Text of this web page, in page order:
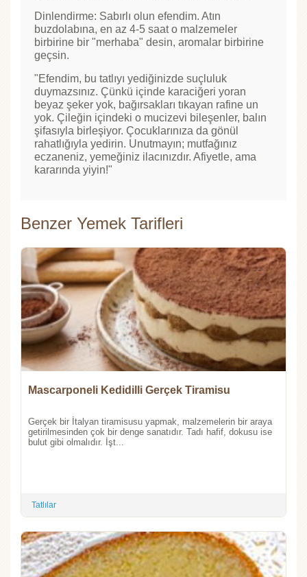
Dinlendirme: Sabırlı olun efendim. Atın
buzdolabına, en az 4-5 saat o malzemeler
birbirine bir "merhaba" desin, aromalar birbirine
geçsin.
"Efendim, bu tatlıyı yediğinizde suçluluk
duymazsınız. Çünkü içinde karaciğeri yoran
beyaz şeker yok, bağırsakları tıkayan rafine un
yok. Çileğin içindeki o mucizevi bileşenler, balın
şifasıyla birleşiyor. Çocuklarınıza da gönül
rahatlığıyla yedirin. Unutmayın; mutfağınız
eczaneniz, yemeğiniz ilacınızdır. Afiyetle, ama
kararında yiyin!"
Benzer Yemek Tarifleri
Mascarponeli Kedidilli Gerçek Tiramisu
Gerçek bir İtalyan tiramisusu yapmak, malzemelerin bir araya
getirilmesinden çok bir denge sanatıdır. Tadı hafif, dokusu ise
bulut gibi olmalıdır. İşt...
Tatlılar